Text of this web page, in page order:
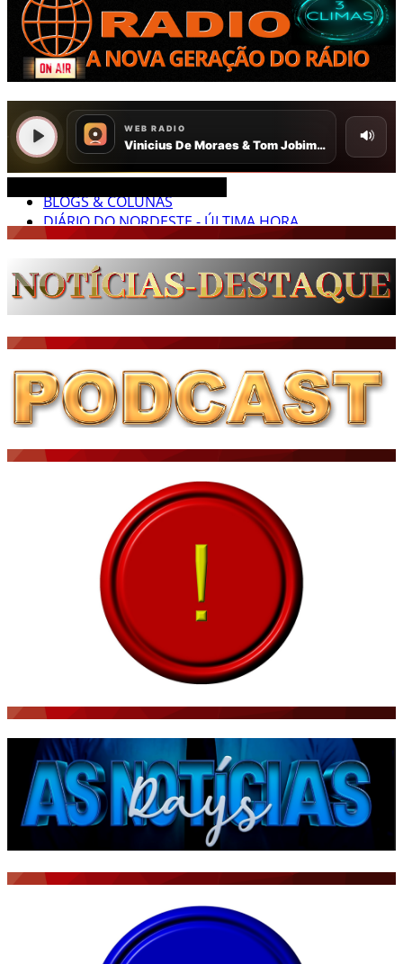
DIÁRIO DO NORDESTE - ÚLTIMA HORA
PODCAST - PONTO DE VISTA
BRASIL DE FATO - ÚLTIMAS NOTÍCIAS
NOTÍCIAS DESTAQUE DO DIA
BRASIL NOTÍCIAS
ÚLTIMAS NOTÍCIAS
BRASIL MUNDO AO VIVO
O MUNDO É NOTÍCIA
CN7
JORNAL DO BRASIL
CNN BRASIL
CBN GLOBO
RÁDIO AGÊNCIA
NOTÍCIAS AO MINUTO
ACONTECEU...VIROU MANCHETE!
BLOGS & COLUNAS